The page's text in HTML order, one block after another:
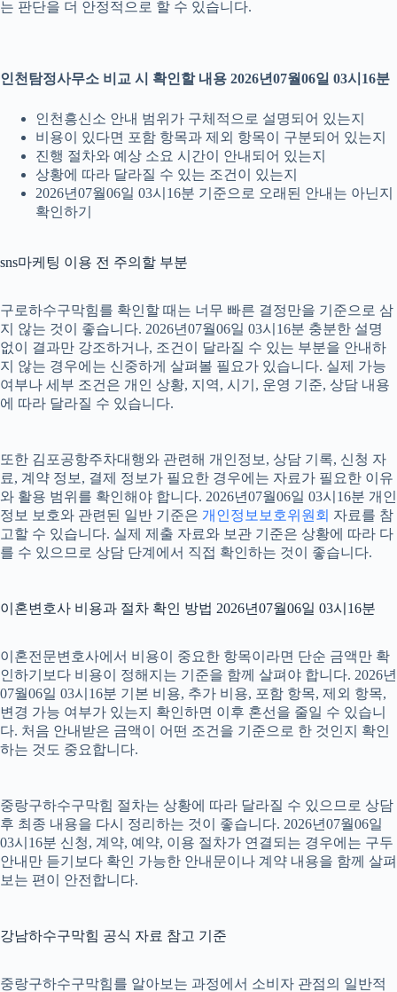
는 판단을 더 안정적으로 할 수 있습니다.
인천탐정사무소 비교 시 확인할 내용 2026년07월06일 03시16분
인천흥신소 안내 범위가 구체적으로 설명되어 있는지
비용이 있다면 포함 항목과 제외 항목이 구분되어 있는지
진행 절차와 예상 소요 시간이 안내되어 있는지
상황에 따라 달라질 수 있는 조건이 있는지
2026년07월06일 03시16분 기준으로 오래된 안내는 아닌지
확인하기
sns마케팅 이용 전 주의할 부분
구로하수구막힘를 확인할 때는 너무 빠른 결정만을 기준으로 삼
지 않는 것이 좋습니다. 2026년07월06일 03시16분 충분한 설명
없이 결과만 강조하거나, 조건이 달라질 수 있는 부분을 안내하
지 않는 경우에는 신중하게 살펴볼 필요가 있습니다. 실제 가능
여부나 세부 조건은 개인 상황, 지역, 시기, 운영 기준, 상담 내용
에 따라 달라질 수 있습니다.
또한 김포공항주차대행와 관련해 개인정보, 상담 기록, 신청 자
료, 계약 정보, 결제 정보가 필요한 경우에는 자료가 필요한 이유
와 활용 범위를 확인해야 합니다. 2026년07월06일 03시16분 개인
정보 보호와 관련된 일반 기준은 개인정보보호위원회 자료를 참
고할 수 있습니다. 실제 제출 자료와 보관 기준은 상황에 따라 다
를 수 있으므로 상담 단계에서 직접 확인하는 것이 좋습니다.
이혼변호사 비용과 절차 확인 방법 2026년07월06일 03시16분
이혼전문변호사에서 비용이 중요한 항목이라면 단순 금액만 확
인하기보다 비용이 정해지는 기준을 함께 살펴야 합니다. 2026년
07월06일 03시16분 기본 비용, 추가 비용, 포함 항목, 제외 항목,
변경 가능 여부가 있는지 확인하면 이후 혼선을 줄일 수 있습니
다. 처음 안내받은 금액이 어떤 조건을 기준으로 한 것인지 확인
하는 것도 중요합니다.
중랑구하수구막힘 절차는 상황에 따라 달라질 수 있으므로 상담
후 최종 내용을 다시 정리하는 것이 좋습니다. 2026년07월06일
03시16분 신청, 계약, 예약, 이용 절차가 연결되는 경우에는 구두
안내만 듣기보다 확인 가능한 안내문이나 계약 내용을 함께 살펴
보는 편이 안전합니다.
강남하수구막힘 공식 자료 참고 기준
중랑구하수구막힘를 알아보는 과정에서 소비자 관점의 일반적